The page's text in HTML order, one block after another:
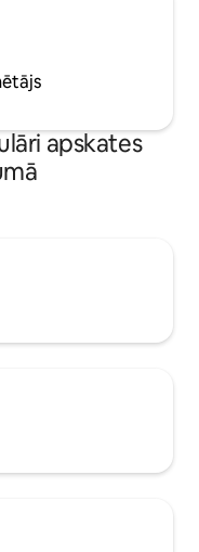
apskates